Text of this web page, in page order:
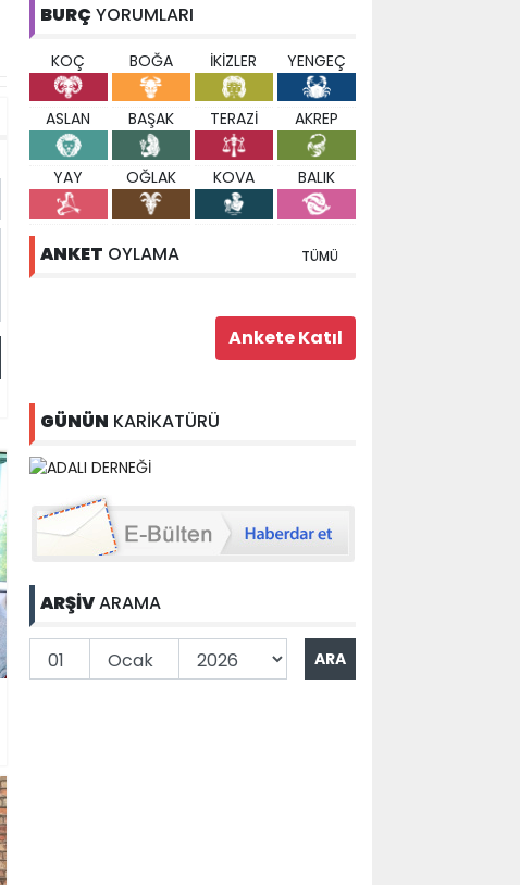
BURÇ YORUMLARI
KOÇ BOĞA İKİZLER YENGEÇ
ASLAN BAŞAK TERAZİ AKREP
YAY OĞLAK KOVA BALIK
ANKET OYLAMA TÜMÜ
GÜNÜN KARİKATÜRÜ
ARŞİVARAMA